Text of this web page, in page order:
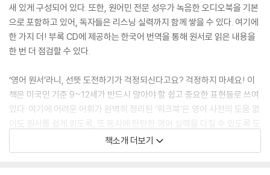
새 있게 구성되어 있다. 또한, 원어민 전문 성우가 녹음한 오디오북을 기본
으로 포함하고 있어, 독자들은 리스닝 실력까지 함께 쌓을 수 있다. 여기에
한 가지 더! 부록 CD에 제공하는 한국어 번역을 통해 원서로 읽은 내용을
한 번 더 점검할 수 있다.
‘영어 원서’라니, 선뜻 도전하기가 걱정되신다고요? 걱정하지 마세요! 이
책은 미국인 기준 9~12세가 반드시 알아야 할 쉽고 중요한 표현들로 쓰여
있다. 여기에 어려운 어휘가 완벽히 정리된 ‘워크북’은 영어 사전의 도움 없
이도 원서를 쉽게 읽도록, 또 동시에 탄탄한 영어 실력을 다질 수 있도록 도
와준다. 특히 영화를 보고 책을 읽으면, 영화 속 장면이 자연스럽게 머릿속
에 그려지면서 더욱 수월하게 읽을 수 있다! 지금 『영화로 읽는 영어 원서
책소개 더보기